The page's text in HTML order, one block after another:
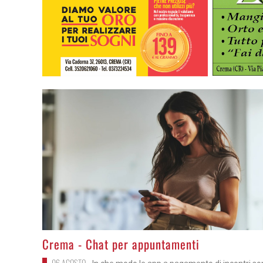
>
Crema - Chat per appuntamenti